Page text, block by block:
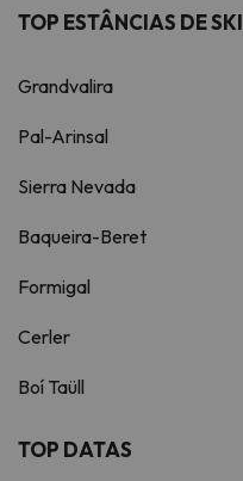
TOP ESTÂNCIAS DE SKI
Grandvalira
Pal-Arinsal
Sierra Nevada
Baqueira-Beret
Formigal
Cerler
Boí Taüll
TOP DATAS